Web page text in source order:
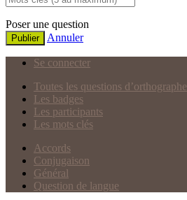
Poser une question
Publier Annuler
Se connecter
Toutes les questions d’orthographe
Les badges
Les participants
Les mots clés
Accords
Conjugaison
Général
Question de langue